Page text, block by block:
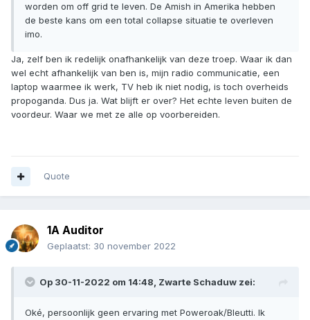
worden om off grid te leven. De Amish in Amerika hebben
de beste kans om een total collapse situatie te overleven
imo.
Ja, zelf ben ik redelijk onafhankelijk van deze troep. Waar ik dan
wel echt afhankelijk van ben is, mijn radio communicatie, een
laptop waarmee ik werk, TV heb ik niet nodig, is toch overheids
propoganda. Dus ja. Wat blijft er over? Het echte leven buiten de
voordeur. Waar we met ze alle op voorbereiden.
Quote
1A Auditor
Geplaatst: 30 november 2022
Op 30-11-2022 om 14:48, Zwarte Schaduw zei:
Oké, persoonlijk geen ervaring met Poweroak/Bleutti. Ik